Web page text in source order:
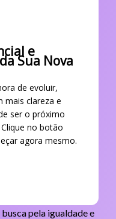
e
Sua Nova
de evoluir,
mais clareza e
ser o próximo
no botão
agora mesmo.
pela igualdade e